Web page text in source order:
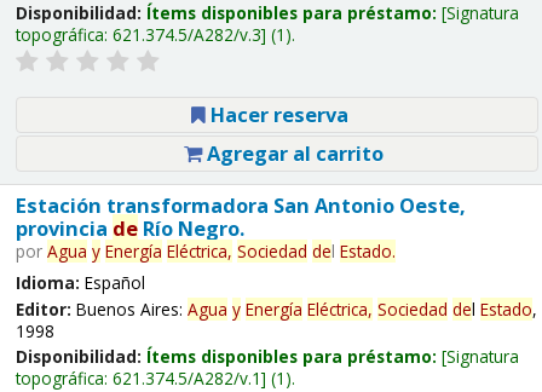
Disponibilidad: Ítems disponibles para préstamo: Signatura
topográfica: 621.374.5/A282/v.3 (1).
Hacer reserva
Agregar al carrito
Estación transformadora San Antonio Oeste,
provincia deRío Negro.
por Agua y Energía Eléctrica, Sociedad del Estado.
Idioma: Español
Editor: Buenos Aires: Agua y Energía Eléctrica, Sociedad del Estado,
1998
Disponibilidad: Ítems disponibles para préstamo: Signatura
topográfica: 621.374.5/A282/v.1 (1).